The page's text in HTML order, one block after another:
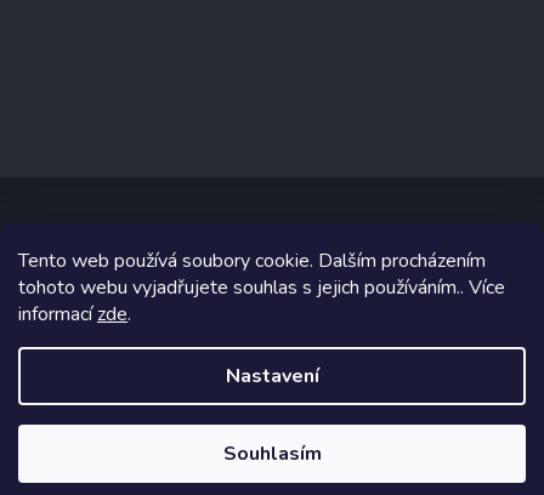
Tento web používá soubory cookie. Dalším procházením
tohoto webu vyjadřujete souhlas s jejich používáním.. Více
informacízde.
Nastavení
Souhlasím
Copyright 2026www.prizealize.cz. Všechna práva vyhrazena.
Grafický návrh vytvořil a na Shoptet implementoval
Shoptetak.cz.